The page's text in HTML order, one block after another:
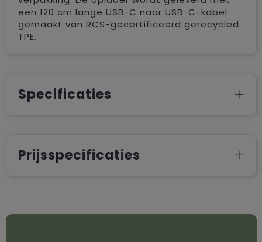
een 120 cm lange USB-C naar USB-C-kabel
gemaakt van RCS-gecertificeerd gerecycled
TPE.
Specificaties
Prijsspecificaties